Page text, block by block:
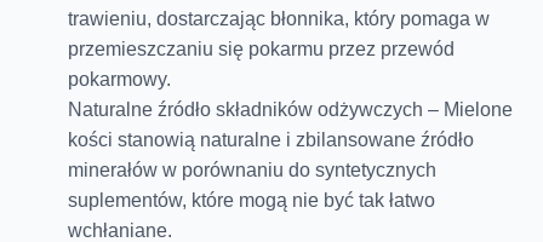
trawieniu, dostarczając błonnika, który pomaga w
przemieszczaniu się pokarmu przez przewód
pokarmowy.
Naturalne źródło składników odżywczych – Mielone
kości stanowią naturalne i zbilansowane źródło
minerałów w porównaniu do syntetycznych
suplementów, które mogą nie być tak łatwo
wchłaniane.